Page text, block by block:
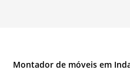
Montador de móveis em